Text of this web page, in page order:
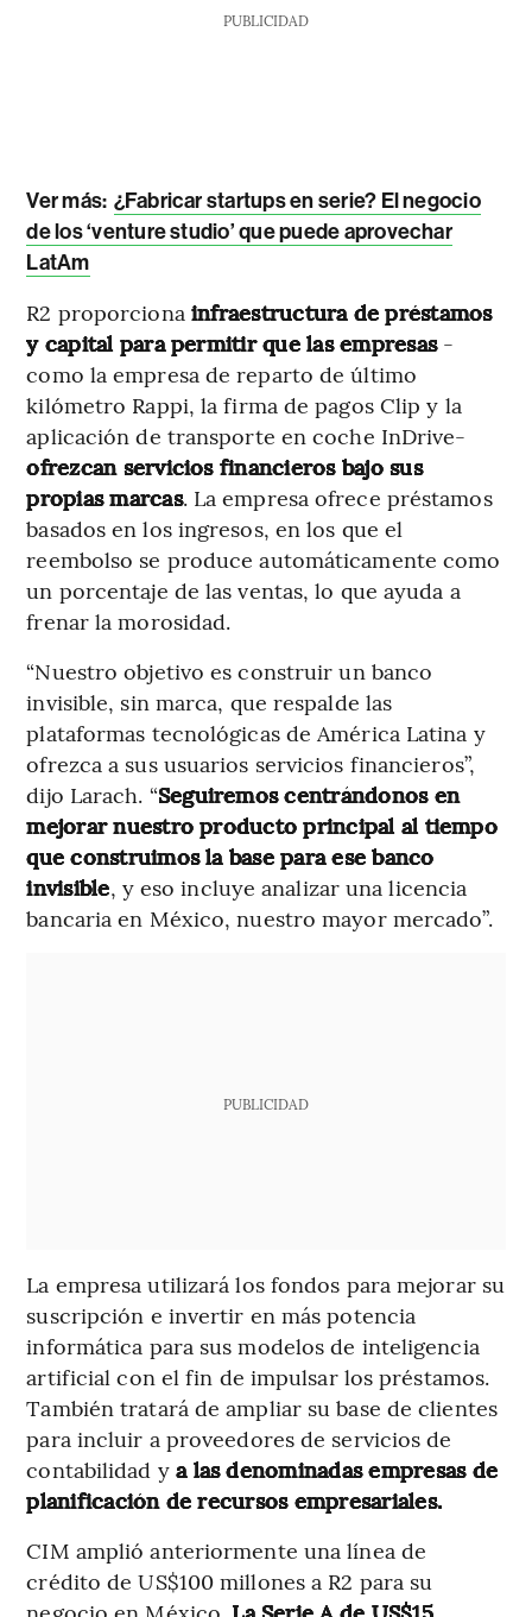
PUBLICIDAD
Ver más: ¿Fabricar startups en serie? El negocio
de los ‘venture studio’ que puede aprovechar
LatAm
R2 proporciona infraestructura de préstamos
y capital para permitir que las empresas-
como la empresa de reparto de último
kilómetro Rappi, la firma de pagos Clip y la
aplicación de transporte en coche InDrive-
ofrezcan servicios financieros bajo sus
propias marcas. La empresa ofrece préstamos
basados en los ingresos, en los que el
reembolso se produce automáticamente como
un porcentaje de las ventas, lo que ayuda a
frenar la morosidad.
“Nuestro objetivo es construir un banco
invisible, sin marca, que respalde las
plataformas tecnológicas de América Latina y
ofrezca a sus usuarios servicios financieros”,
dijo Larach. “Seguiremos centrándonos en
mejorar nuestro producto principal al tiempo
que construimos la base para ese banco
invisible, y eso incluye analizar una licencia
bancaria en México, nuestro mayor mercado”.
PUBLICIDAD
La empresa utilizará los fondos para mejorar su
suscripción e invertir en más potencia
informática para sus modelos de inteligencia
artificial con el fin de impulsar los préstamos.
También tratará de ampliar su base de clientes
para incluir a proveedores de servicios de
contabilidad ya las denominadas empresas de
planificación de recursos empresariales.
CIM amplió anteriormente una línea de
crédito de US$100 millones a R2 para su